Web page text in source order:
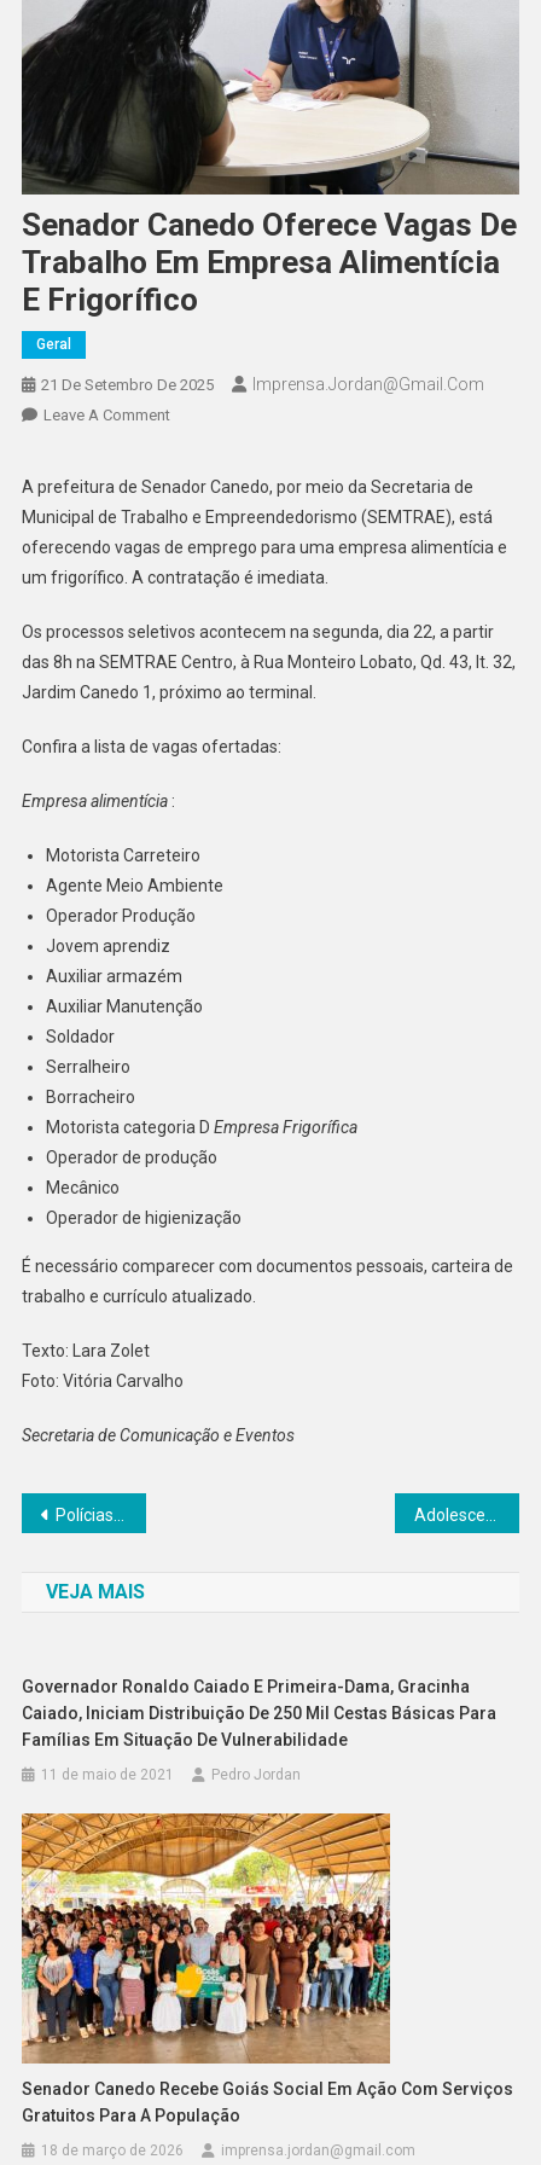
Senador Canedo Oferece Vagas De
Trabalho Em Empresa Alimentícia
E Frigorífico
Geral
21 De Setembro De 2025 Imprensa.jordan@gmail.com
Leave A CommentOn
Oferece
Vagas
De
Trabalho
Empresa
Alimentícia
E
A prefeitura de Senador Canedo, por meio da Secretaria de
Municipal de Trabalho e Empreendedorismo (SEMTRAE), está
oferecendo vagas de emprego para uma empresa alimentícia e
um frigorífico. A contratação é imediata.
Os processos seletivos acontecem na segunda, dia 22, a partir
das 8h na SEMTRAE Centro, à Rua Monteiro Lobato, Qd. 43, lt. 32,
Jardim Canedo 1, próximo ao terminal.
Confira a lista de vagas ofertadas:
Empresa alimentícia:
Motorista Carreteiro
Agente Meio Ambiente
Operador Produção
Jovem aprendiz
Auxiliar armazém
Auxiliar Manutenção
Soldador
Serralheiro
Borracheiro
Motorista categoria D Empresa Frigorífica
Operador de produção
Mecânico
Operador de higienização
É necessário comparecer com documentos pessoais, carteira de
trabalho e currículo atualizado.
Texto: Lara Zolet
Foto: Vitória Carvalho
Secretaria de Comunicação e Eventos
Navegação
Post
Polícias de Goiás e DF desarticulam grupo que aplicava golpes virtuais com perfis falsos de parlamentares
VEJA MAIS
Governador Ronaldo Caiado E Primeira-Dama, Gracinha
Caiado, Iniciam Distribuição De 250 Mil Cestas Básicas Para
Famílias Em Situação De Vulnerabilidade
11 de maio de 2021 Pedro Jordan
Senador Canedo Recebe Goiás Social Em Ação Com Serviços
Gratuitos Para A População
18 de março de 2026 imprensa.jordan@gmail.com